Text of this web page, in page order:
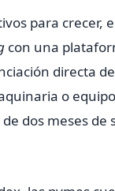
para crecer,
con una
directa
o
dos meses